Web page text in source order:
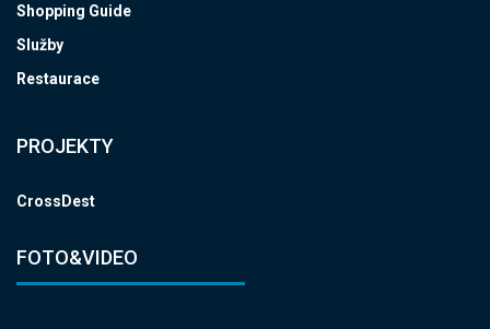
Shopping Guide
Služby
Restaurace
PROJEKTY
CrossDest
FOTO&VIDEO